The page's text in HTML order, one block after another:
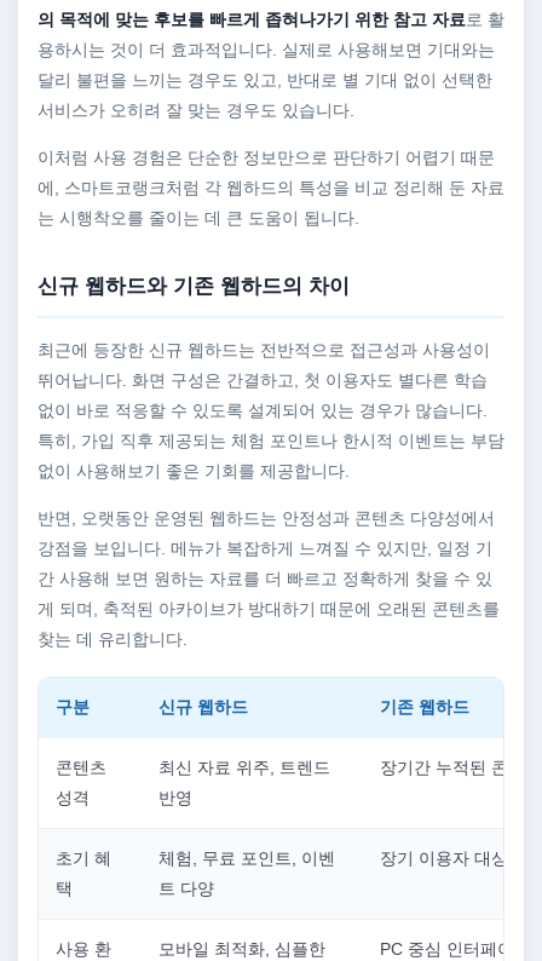
의 목적에 맞는 후보를 빠르게 좁혀나가기 위한 참고 자료로 활
용하시는 것이 더 효과적입니다. 실제로 사용해보면 기대와는
달리 불편을 느끼는 경우도 있고, 반대로 별 기대 없이 선택한
서비스가 오히려 잘 맞는 경우도 있습니다.
이처럼 사용 경험은 단순한 정보만으로 판단하기 어렵기 때문
에, 스마트코랭크처럼 각 웹하드의 특성을 비교 정리해 둔 자료
는 시행착오를 줄이는 데 큰 도움이 됩니다.
신규 웹하드와 기존 웹하드의 차이
최근에 등장한 신규 웹하드는 전반적으로 접근성과 사용성이
뛰어납니다. 화면 구성은 간결하고, 첫 이용자도 별다른 학습
없이 바로 적응할 수 있도록 설계되어 있는 경우가 많습니다.
특히, 가입 직후 제공되는 체험 포인트나 한시적 이벤트는 부담
없이 사용해보기 좋은 기회를 제공합니다.
반면, 오랫동안 운영된 웹하드는 안정성과 콘텐츠 다양성에서
강점을 보입니다. 메뉴가 복잡하게 느껴질 수 있지만, 일정 기
간 사용해 보면 원하는 자료를 더 빠르고 정확하게 찾을 수 있
게 되며, 축적된 아카이브가 방대하기 때문에 오래된 콘텐츠를
찾는 데 유리합니다.
구분 신규 웹하드 기존 웹하드
콘텐츠
성격
최신 자료 위주, 트렌드
반영
장기간 누적된 콘텐
초기 혜
택
체험, 무료 포인트, 이벤
트 다양
장기 이용자 대상 혜
사용 환
모바일 최적화, 심플한
PC 중심 인터페이스,